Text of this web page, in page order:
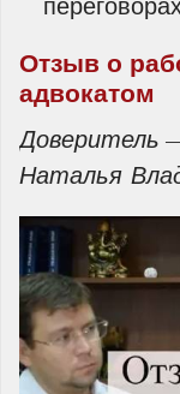
Отзыв о
адвокатом
Доверитель
Наталья